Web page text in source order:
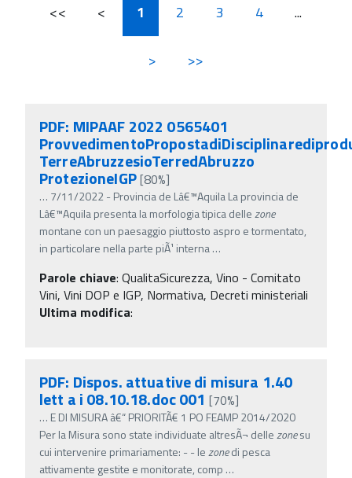
<< < 1 2 3 4 ...
> >>
PDF: MIPAAF 2022 0565401
TerreAbruzzesioTerredAbruzzo
ProtezioneIGP[80%]
… 7/11/2022 - Provincia de Lâ€™Aquila La provincia de
Lâ€™Aquila presenta la morfologia tipica dellezone
montane con un paesaggio piuttosto aspro e tormentato,
in particolare nella parte piÃ¹ interna…
Parole chiave: QualitaSicurezza, Vino - Comitato
Vini, Vini DOP e IGP, Normativa, Decreti ministeriali
Ultima modifica:
PDF: Dispos. attuative di misura 1.40
lett a i 08.10.18.doc 001 [70%]
… E DI MISURA â€“ PRIORITÃ€ 1 PO FEAMP 2014/2020
Per la Misura sono state individuate altresÃ¬ dellezonesu
cui intervenire primariamente: - - lezonedi pesca
attivamente gestite e monitorate, comp …